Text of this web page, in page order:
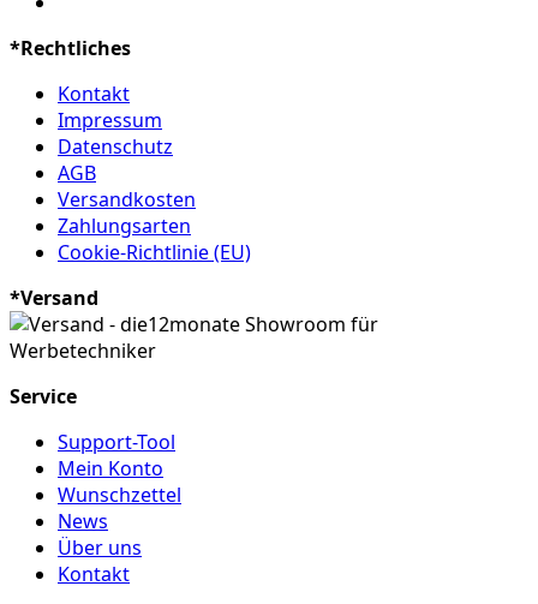
*Rechtliches
Kontakt
Impressum
Datenschutz
AGB
Versandkosten
Zahlungsarten
Cookie-Richtlinie (EU)
*Versand
Service
Support-Tool
Mein Konto
Wunschzettel
News
Über uns
Kontakt